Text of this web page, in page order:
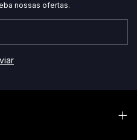
nossas ofertas.